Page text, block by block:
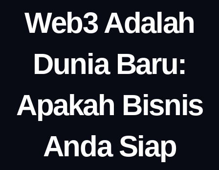
Web3 Adalah
Dunia Baru:
Apakah Bisnis
Anda Siap